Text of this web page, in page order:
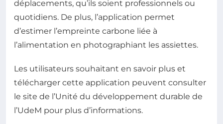
déplacements, qu’ils soient professionnels ou
quotidiens. De plus, l’application permet
d’estimer l’empreinte carbone liée à
l’alimentation en photographiant les assiettes.
Les utilisateurs souhaitant en savoir plus et
télécharger cette application peuvent consulter
le site de l’Unité du développement durable de
l’UdeM pour plus d’informations.